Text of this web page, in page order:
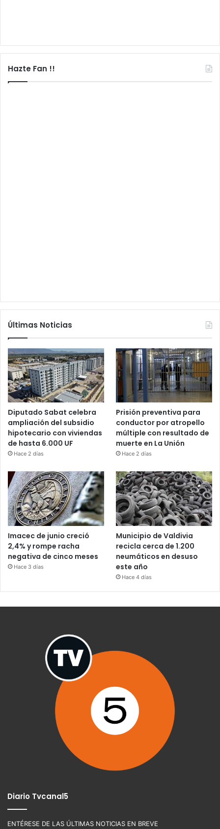
Hazte Fan !!
Últimas Noticias
Diputado Sabat celebra
ampliación del subsidio
hipotecario con viviendas
de hasta 6.000 UF
Hace 2 días
Prisión preventiva para
conductor por atropello
múltiple con resultado de
muerte en La Unión
Hace 2 días
Imacec de junio creció
2,4% y rompe racha
negativa de cinco meses
Hace 3 días
Municipio de Valdivia
recicla cerca de 1.200
neumáticos en desuso
este año
Hace 4 días
Diario Tvcanal5
ENTÉRESE DE LAS ÚLTIMAS NOTICIAS EN BREVE